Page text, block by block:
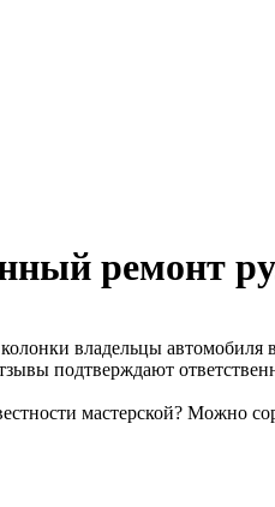
ремонт
владельцы
подтверждают
мастерской? Можно